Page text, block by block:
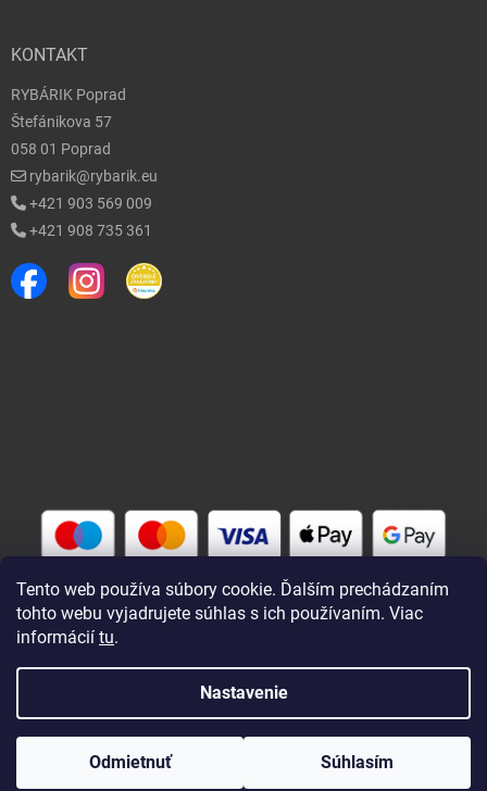
Tento web používa súbory cookie. Ďalším prechádzaním
tohto webu vyjadrujete súhlas s ich používaním. Viac
informácií tu.
Nastavenie
Odmietnuť Súhlasím
KONTAKT
RYBÁRIK Poprad
Štefánikova 57
058 01 Poprad
rybarik@rybarik.eu
+421 903 569 009
+421 908 735 361
Rybárik eu - rybárske potreby
vyhradené.
Upraviť nastavenie cookies